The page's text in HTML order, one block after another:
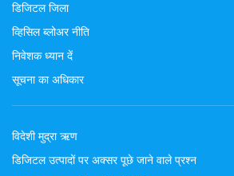
डिजिटल जिला
व्हिसिल ब्लोअर नीति
निवेशक ध्यान दें
सूचना का अधिकार
विदेशी मुद्रा ऋण
डिजिटल उत्पादों पर अक्सर पूछे जाने वाले प्रश्न